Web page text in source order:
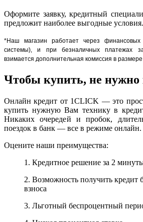
Оформите заявку, кредитный
предложит наиболее выгодные условия.
*Наш магазин работает через финансовых
системы), и при безналичных платежах
взимается дополнительная комиссия в
Чтобы купить, не нужно
Онлайн кредит от 1CLICK — это
купить нужную Вам технику в
Никаких очередей и пробок,
поездок в банк — все в режиме онлайн.
Оцените наши преимущества:
1. Кредитное решение за 2
2. Возможность получить кредит
взноса
3. Льготный беспроцентный